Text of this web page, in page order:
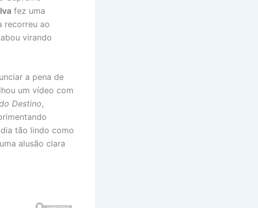
fez uma
recorreu ao
virando
a pena de
um vídeo com
Destino,
tão lindo como
alusão clara